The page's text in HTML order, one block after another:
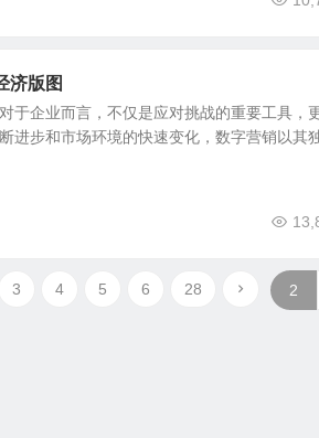
济版图
于企业而言，不仅是应对挑战的重要工具，
进步和市场环境的快速变化，数字营销以其
3 4 5 6 28